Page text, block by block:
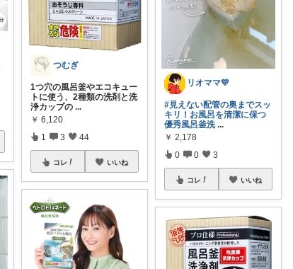
つむぎ
1つ穴の風呂釜やエコキュー
トに使う、2種類の洗剤と洗
浄カップの ...
￥ 6,120
1 3 44
コレ いいね
リオママ💛
#見えない配管の奥までスッ
キリ！お風呂を清潔に保つ
優秀風呂釜洗 ...
￥ 2,178
0 0 3
コレ いいね